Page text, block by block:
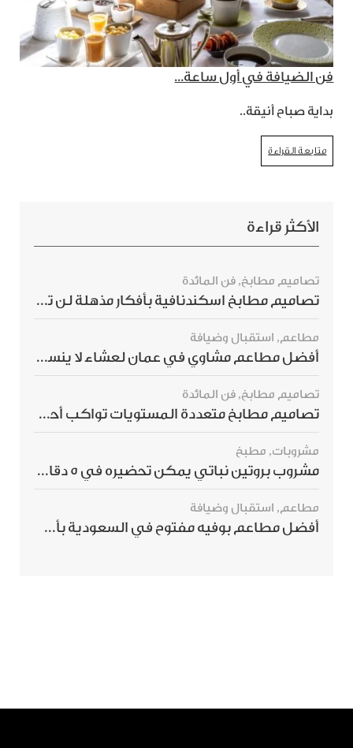
فن الضيافة في أول ساعة...
بداية صباح أنيقة..
متابعة القراءة
الأكثر قراءة
تصاميم مطابخ, فن المائدة
تصاميم مطابخ اسكندنافية بأفكار مذهلة لن ترغبي بتفويتها
مطاعم, استقبال وضيافة
أفضل مطاعم مشاوي في عمان لعشاء لا ينسى
تصاميم مطابخ, فن المائدة
تصاميم مطابخ متعددة المستويات تواكب أحدث صيحات الديكور العالمي
مشروبات, مطبخ
مشروب بروتين نباتي يمكن تحضيره في 5 دقائق ويمنحك شعورًا بالشبع
مطاعم, استقبال وضيافة
أفضل مطاعم بوفيه مفتوح في السعودية بأسعار تناسب الجميع